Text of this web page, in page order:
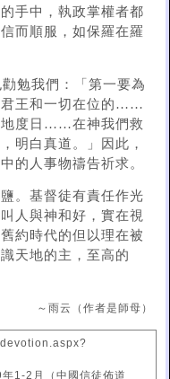
手中，執政掌權者都
而順服，如保羅在羅
勉我們：「第一要為
君王和一切在位的……
地度日……在神我們救
明白真道。」因此，
的人事物禱告祈求。
。基督徒有責任作光
人與神和好，實在視
約時代的但以理在被
天地的主，至高的
～雨云（作者是師母）
1-2月（中國信徒佈道